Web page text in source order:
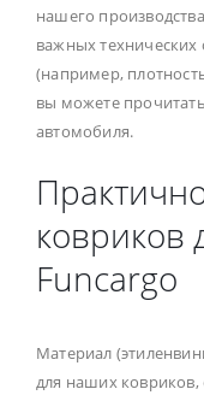
нашего
важных
(например,
вы можете
автомобиля.
ковриков
Funcargo
Материал
для наших ковриков,